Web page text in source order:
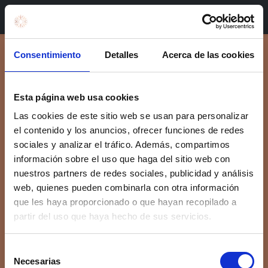
Consentimiento Detalles Acerca de las cookies
Esta página web usa cookies
Las cookies de este sitio web se usan para personalizar
el contenido y los anuncios, ofrecer funciones de redes
sociales y analizar el tráfico. Además, compartimos
información sobre el uso que haga del sitio web con
nuestros partners de redes sociales, publicidad y análisis
web, quienes pueden combinarla con otra información
que les haya proporcionado o que hayan recopilado a
partir del uso que haya hecho de sus servicios.
Necesarias
Rules of Use
GENERAL RECOMMENDATIONS
Cobre29 is a place for relaxation and enjoyment,
so if you suffer any discomfort or physical injury
due to any circumstance that prevents you from
enjoying the service, consult our staff who will
help you or adjust the circuit.
During your stay in Cobre29 it is necessary that
herbal teas and water completely free of charge.